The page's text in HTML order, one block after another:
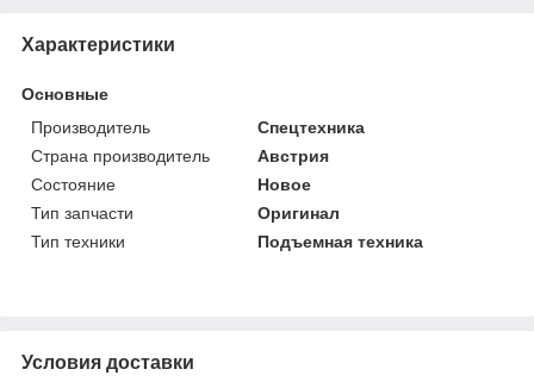
Характеристики
Основные
Производитель
Спецтехника
Страна производитель
Австрия
Состояние
Новое
Тип запчасти
Оригинал
Тип техники
Подъемная техника
Условия доставки